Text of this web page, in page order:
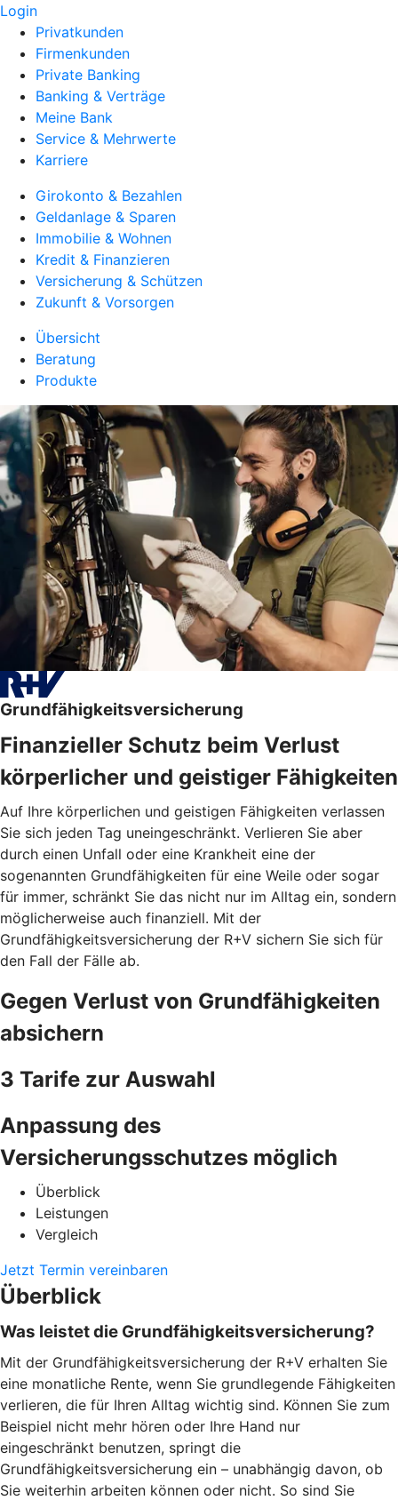
Login
Privatkunden
Firmenkunden
Private Banking
Banking & Verträge
Meine Bank
Service & Mehrwerte
Karriere
Girokonto & Bezahlen
Geldanlage & Sparen
Immobilie & Wohnen
Kredit & Finanzieren
Versicherung & Schützen
Zukunft & Vorsorgen
Übersicht
Beratung
Produkte
Grundfähigkeitsversicherung
Finanzieller Schutz beim Verlust
körperlicher und geistiger Fähigkeiten
Auf Ihre körperlichen und geistigen Fähigkeiten verlassen
Sie sich jeden Tag uneingeschränkt. Verlieren Sie aber
durch einen Unfall oder eine Krankheit eine der
sogenannten Grundfähigkeiten für eine Weile oder sogar
für immer, schränkt Sie das nicht nur im Alltag ein, sondern
möglicherweise auch finanziell. Mit der
Grundfähigkeitsversicherung der R+V sichern Sie sich für
den Fall der Fälle ab.
Gegen Verlust von Grundfähigkeiten
absichern
3 Tarife zur Auswahl
Anpassung des
Versicherungsschutzes möglich
Überblick
Leistungen
Vergleich
Jetzt Termin vereinbaren
Überblick
Was leistet die Grundfähigkeitsversicherung?
Mit der Grundfähigkeitsversicherung der R+V erhalten Sie
eine monatliche Rente, wenn Sie grundlegende Fähigkeiten
verlieren, die für Ihren Alltag wichtig sind. Können Sie zum
Beispiel nicht mehr hören oder Ihre Hand nur
eingeschränkt benutzen, springt die
Grundfähigkeitsversicherung ein – unabhängig davon, ob
Sie weiterhin arbeiten können oder nicht. So sind Sie